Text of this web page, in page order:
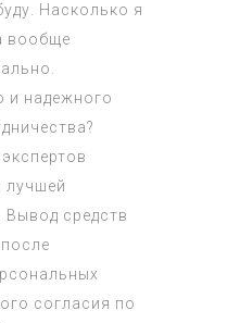
Насколько я
вообще
и надежного
лучшей
Вывод средств
согласия по